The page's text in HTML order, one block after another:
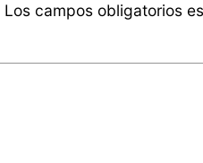
Los campos obligatorios